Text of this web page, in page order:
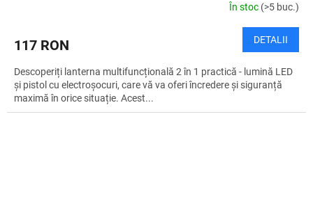
În stoc (>5 buc.)
117 RON DETALII
Descoperiți lanterna multifuncțională 2 în 1 practică - lumină LED
și pistol cu electroșocuri, care vă va oferi încredere și siguranță
maximă în orice situație. Acest...